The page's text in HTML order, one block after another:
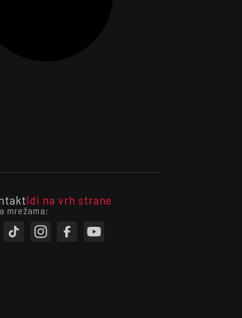
Idi na vrh strane
mrežama: